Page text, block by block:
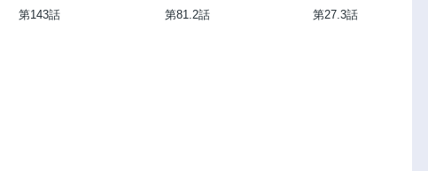
第143話
者、最強パーティに
第81.2話 第27.3話